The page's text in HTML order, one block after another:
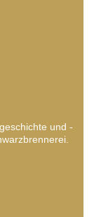
und -